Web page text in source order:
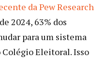
da Pew Research
2024, 63% dos
para um sistema
Colégio Eleitoral. Isso